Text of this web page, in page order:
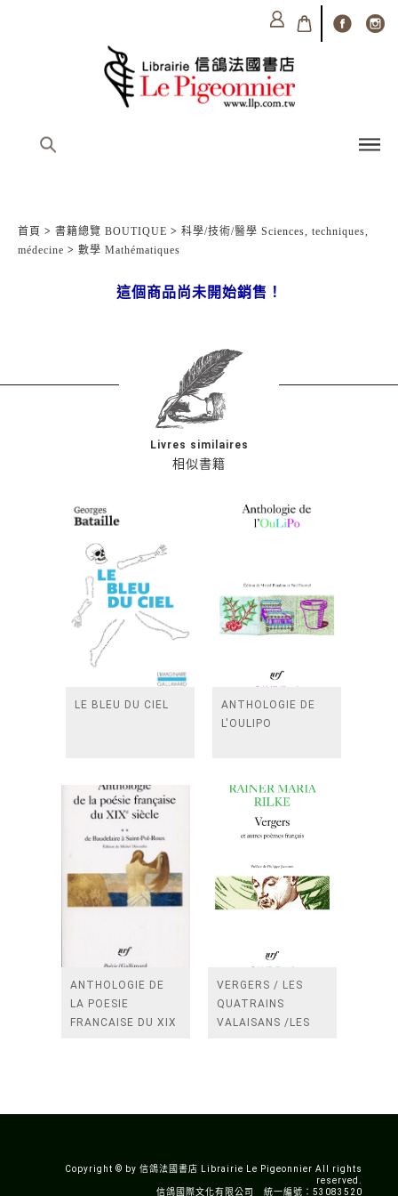
首頁 > 書籍總覽 BOUTIQUE > 科學/技術/醫學 Sciences, techniques,
médecine > 數學 Mathématiques
這個商品尚未開始銷售！
相似書籍
Livres similaires
LE BLEU DU CIEL
ANTHOLOGIE DE
L'OULIPO
ANTHOLOGIE DE
LA POESIE
FRANCAISE DU XIX
VERGERS / LES
QUATRAINS
VALAISANS /LES
Copyright © by 信鴿法國書店 Librairie Le Pigeonnier All rights
reserved.
信鴿國際文化有限公司 統一編號：53083520